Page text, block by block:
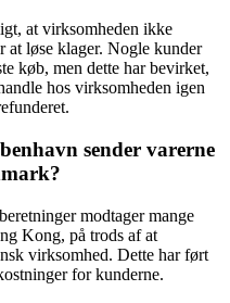
at virksomheden ikke
at løse klager. Nogle kunder
køb, men dette har bevirket,
hos virksomheden igen
sender varerne
modtager mange
Kong, på trods af at
virksomhed. Dette har ført
for kunderne.